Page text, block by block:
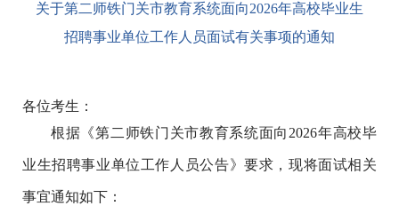
关于第二师铁门关市教育系统面向2026年高校毕业生
招聘事业单位工作人员面试有关事项的通知
各位考生：
根据《第二师铁门关市教育系统面向2026年高校毕
业生招聘事业单位工作人员公告》要求，现将面试相关
事宜通知如下：